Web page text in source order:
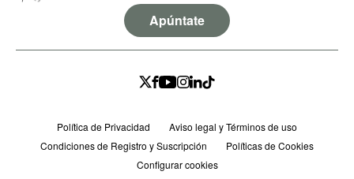
Apúntate
Política de Privacidad
Aviso legal y Términos de uso
Condiciones de Registro y Suscripción
Políticas de Cookies
Configurar cookies